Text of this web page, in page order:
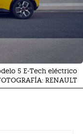
5 E-Tech eléctrico
RENAULT